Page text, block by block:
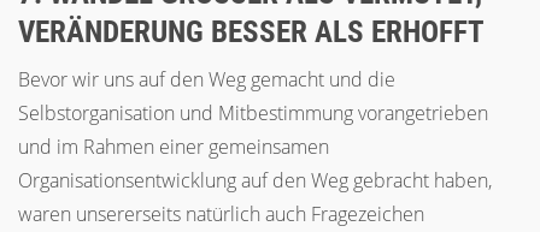
ERÄNDERUNG BESSER ALS ERHOFFT
Bevor wir uns auf den Weg gemacht und die
Selbstorganisation und Mitbestimmung vorangetrieben
und im Rahmen einer gemeinsamen
Organisationsentwicklung auf den Weg gebracht haben,
waren unsererseits natürlich auch Fragezeichen